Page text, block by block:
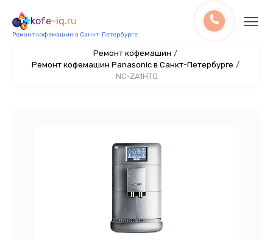
kofe-iq.ru
Ремонт кофемашин в Санкт-Петербурге
Ремонт кофемашин /
Ремонт кофемашин Panasonic в Санкт-Петербурге /
NC-ZA1HTQ